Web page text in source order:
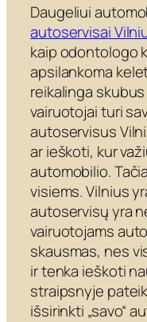
Daugeliui
autoservisai
kaip odontologo
apsilankoma
reikalinga
vairuotojai turi
autoservisus
ar ieškoti, kur
automobilio.
visiems. Vilnius
autoservisų yra
vairuotojams
skausmas, nes
ir tenka ieškoti
straipsnyje
išsirinkti „savo“